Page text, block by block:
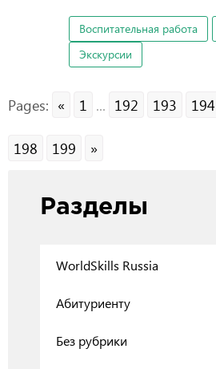
Воспитательная работа
Экскурсии
Pages: « 1 ... 192 193 194
198 199 »
Разделы
WorldSkills Russia
Абитуриенту
Без рубрики